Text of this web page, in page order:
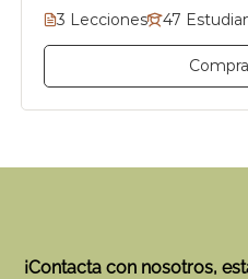
3 Lecciones 47
¡Contacta con nosotros,